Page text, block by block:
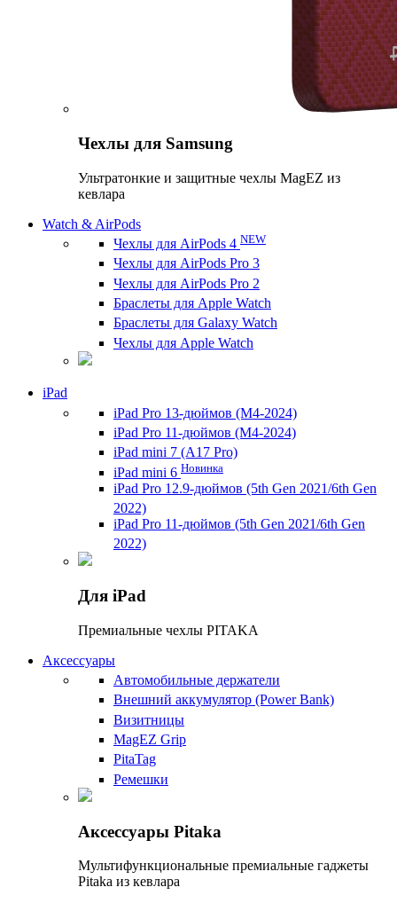
Чехлы для Samsung
Ультратонкие и защитные чехлы MagEZ из
кевлара
Watch & AirPods
Чехлы для AirPods 4 NEW
Чехлы для AirPods Pro 3
Чехлы для AirPods Pro 2
Браслеты для Apple Watch
Браслеты для Galaxy Watch
Чехлы для Apple Watch
iPad
iPad Pro 13-дюймов (M4-2024)
iPad Pro 11-дюймов (M4-2024)
iPad mini 7 (A17 Pro)
iPad mini 6 Новинка
iPad Pro 12.9-дюймов (5th Gen 2021/6th Gen
2022)
iPad Pro 11-дюймов (5th Gen 2021/6th Gen
2022)
Для iPad
Премиальные чехлы PITAKA
Аксессуары
Автомобильные держатели
Внешний аккумулятор (Power Bank)
Визитницы
MagEZ Grip
PitaTag
Ремешки
Аксессуары Pitaka
Мультифункциональные премиальные гаджеты
Pitaka из кевлара